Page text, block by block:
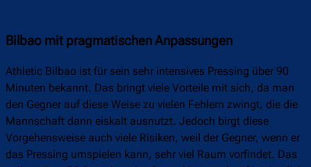
Bilbao mit pragmatischen Anpassungen
Athletic Bilbao ist für sein sehr intensives Pressing über 90
Minuten bekannt. Das bringt viele Vorteile mit sich, da man
den Gegner auf diese Weise zu vielen Fehlern zwingt, die die
Mannschaft dann eiskalt ausnutzt. Jedoch birgt diese
Vorgehensweise auch viele Risiken, weil der Gegner, wenn er
das Pressing umspielen kann, sehr viel Raum vorfindet. Das